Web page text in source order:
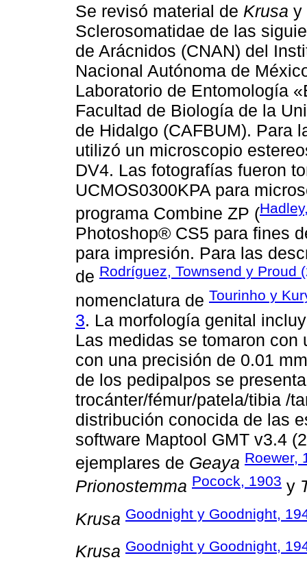
Se revisó material de Krusa y
Sclerosomatidae de las
de Arácnidos (CNAN) del
Nacional Autónoma de
Laboratorio de Entomología
Facultad de Biología de la
de Hidalgo (CAFBUM). Para
utilizó un microscopio
DV4. Las fotografías fueron
UCMOS0300KPA para
programa Combine ZP (
Photoshop® CS5 para fines
para impresión. Para las
de Rodríguez, Townsend y Proud
nomenclatura de Tourinho y
3. La morfología genital
Las medidas se tomaron
con una precisión de 0.01
de los pedipalpos se
trocánter/fémur/patela/tibia /
distribución conocida de las
software Maptool GMT v3.4
ejemplares de Geaya Roewer,
Prionostemma Pocock, 1903 y
Krusa Goodnight y Goodnight,
Krusa Goodnight y Goodnight,